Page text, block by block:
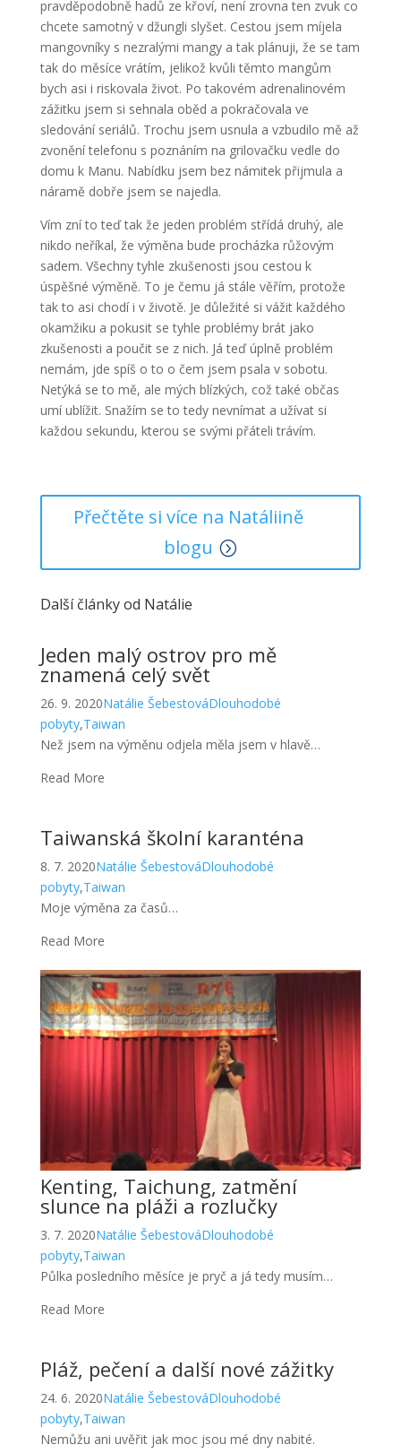
pravděpodobně hadů ze křoví, není zrovna ten zvuk co
chcete samotný v džungli slyšet. Cestou jsem míjela
mangovníky s nezralými mangy a tak plánuji, že se tam
tak do měsíce vrátím, jelikož kvůli těmto mangům
bych asi i riskovala život. Po takovém adrenalinovém
zážitku jsem si sehnala oběd a pokračovala ve
sledování seriálů. Trochu jsem usnula a vzbudilo mě až
zvonění telefonu s poznáním na grilovačku vedle do
domu k Manu. Nabídku jsem bez námitek přijmula a
náramě dobře jsem se najedla.
Vím zní to teď tak že jeden problém střídá druhý, ale
nikdo neříkal, že výměna bude procházka růžovým
sadem. Všechny tyhle zkušenosti jsou cestou k
úspěšné výměně. To je čemu já stále věřím, protože
tak to asi chodí i v životě. Je důležité si vážit každého
okamžiku a pokusit se tyhle problémy brát jako
zkušenosti a poučit se z nich. Já teď úplně problém
nemám, jde spíš o to o čem jsem psala v sobotu.
Netýká se to mě, ale mých blízkých, což také občas
umí ublížit. Snažím se to tedy nevnímat a užívat si
každou sekundu, kterou se svými přáteli trávím.
Přečtěte si více na Natáliině
blogu
Další články od Natálie
Jeden malý ostrov pro mě
znamená celý svět
26. 9. 2020Natálie ŠebestováDlouhodobé
pobyty,Taiwan
Než jsem na výměnu odjela měla jsem v hlavě…
Read More
Taiwanská školní karanténa
8. 7. 2020Natálie ŠebestováDlouhodobé
pobyty,Taiwan
Moje výměna za časů…
Read More
Kenting, Taichung, zatmění
slunce na pláži a rozlučky
3. 7. 2020Natálie ŠebestováDlouhodobé
pobyty,Taiwan
Půlka posledního měsíce je pryč a já tedy musím…
Read More
Pláž, pečení a další nové zážitky
24. 6. 2020Natálie ŠebestováDlouhodobé
pobyty,Taiwan
Nemůžu ani uvěřit jak moc jsou mé dny nabité.